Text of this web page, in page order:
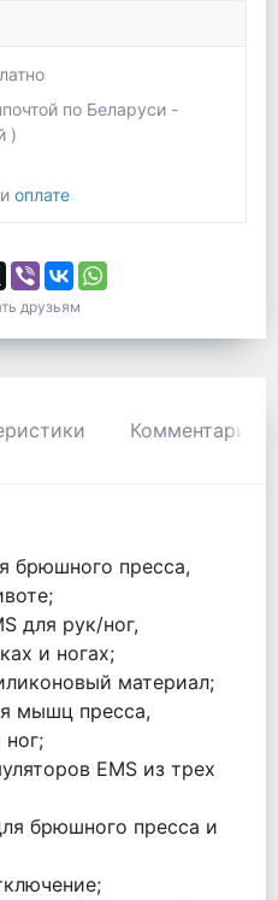
по Беларуси -
)
и оплате
друзьям
Комментарии
брюшного пресса,
для рук/ног,
и ногах;
материал;
мышц пресса,
EMS из трех
брюшного пресса и